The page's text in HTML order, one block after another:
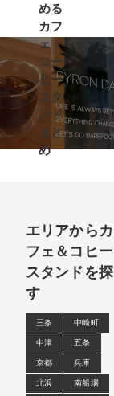
める
カフ
ェ・
コー
ヒー
スタ
ンド
まと
め
エリアからカ
フェ＆コヒー
スタンドを探
す
三条
中崎町
中津
五条
京都
兵庫
北浜
南船場